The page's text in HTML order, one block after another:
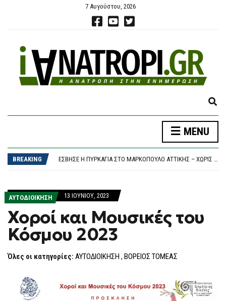
7 Αυγούστου, 2026
E
P
N
MENU
BREAKING
ΦΩΤΙΆ ΣΤΗΝ ΕΡΜΑΚΙΆ ΚΟΖΆΝΗΣ – ΕΠΙΧΕΙΡΟΎΝ ΕΝΑΈΡΙΕΣ ΚΑΙ ΕΠΊΓΕΙΕΣ ΔΥΝΆΜΕΙΣ
ΈΣΒΗΣΕ Η ΠΥΡΚΑΓΙΆ ΣΤΟ ΜΑΡΚΌΠΟΥΛΟ ΑΤΤΙΚΉΣ – ΧΩΡΊΣ ΕΝΕΡΓΌ ΜΈΤΩΠΟ Η ΦΩΤΙΆ ΚΟΝΤΆ ΣΤΗ ΘΈΡΜΗ
ΑΥΤΟΔΙΟΙΚΗΣΗ 13 ΙΟΥΝΊΟΥ, 2023
Χοροί και Μουσικές του
Κόσμου 2023
Όλες οι κατηγορίες: ΑΥΤΟΔΙΟΙΚΗΣΗ , ΒΟΡΕΙΟΣ ΤΟΜΕΑΣ